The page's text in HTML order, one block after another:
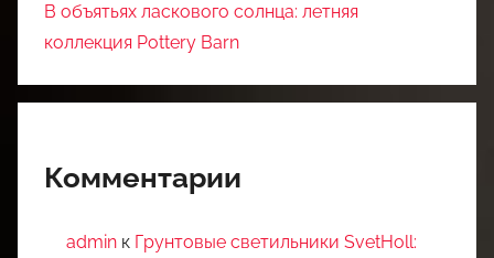
В объятьях ласкового солнца: летняя
коллекция Pottery Barn
Комментарии
admin к Грунтовые светильники SvetHoll: